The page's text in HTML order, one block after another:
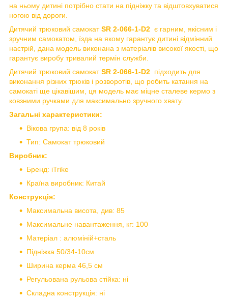
на ньому дитині потрібно стати на підніжку та відштовхуватися
ногою від дороги.
Дитячий трюковий самокатSR 2-066-1-D2 є гарним, якісним і
зручним самокатом, їзда на якому гарантує дитині відмінний
настрій, дана модель виконана з матеріалів високої якості, що
гарантує виробу тривалий термін служби.
Дитячий трюковий самокатSR 2-066-1-D2 підходить для
виконання різних трюків і розворотів, що робить катання на
самокаті ще цікавішим, ця модель має міцне сталеве кермо з
ковзними ручками для максимально зручного хвату.
Загальні характеристики:
Вікова група: від 8 років
Тип: Самокат трюковий
Виробник:
Бренд: iTrike
Країна виробник: Китай
Конструкція:
Максимальна висота, див: 85
Максимальне навантаження, кг: 100
Матеріал : алюміній+сталь
Підніжка 50/34-10см
Ширина керма 46,5 см
Регульована рульова стійка: ні
Складна конструкція: ні